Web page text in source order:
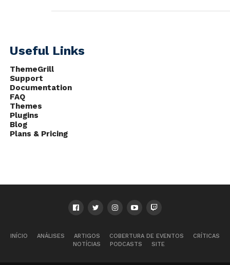
Useful Links
ThemeGrill
Support
Documentation
FAQ
Themes
Plugins
Blog
Plans & Pricing
INÍCIO ANÁLISES ARTIGOS COBERTURA DE EVENTOS
CRÍTICAS
NOTÍCIAS
PODCASTS SITE